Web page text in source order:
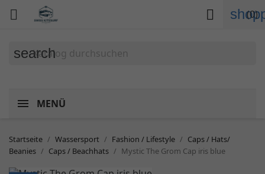
 (0)

search
MENÜ
Startseite Wassersport Fashion / Lifestyle
Caps / Hats/
Beanies
Caps / Beachhats Mystic The Grom Cap iris blue